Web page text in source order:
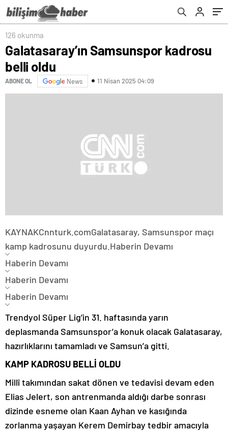
126 okunma
Galatasaray’ın Samsunspor kadrosu
belli oldu
ABONE OL News 11 Nisan 2025 04:09
KAYNAKCnnturk.comGalatasaray, Samsunspor maçı
kamp kadrosunu duyurdu. Haberin Devamı
Haberin Devamı
Haberin Devamı
Haberin Devamı
Trendyol Süper Lig’in 31. haftasında yarın
deplasmanda Samsunspor’a konuk olacak Galatasaray,
hazırlıklarını tamamladı ve Samsun’a gitti.
KAMP KADROSU BELLİ OLDU
Millî takımından sakat dönen ve tedavisi devam eden
Elias Jelert, son antrenmanda aldığı darbe sonrası
dizinde esneme olan Kaan Ayhan ve kasığında
zorlanma yaşayan Kerem Demirbay tedbir amacıyla